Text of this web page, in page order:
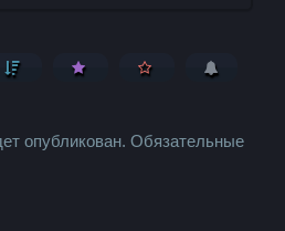
опубликован. Обязательные